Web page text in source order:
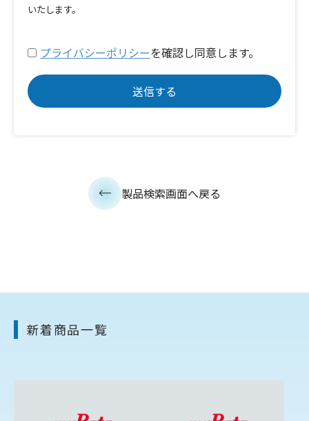
いたします。
プライバシーポリシーを確認し同意します。
製品検索画面へ戻る
新着商品一覧